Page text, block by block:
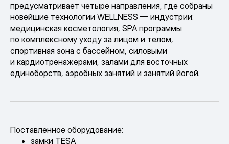
предусматривает четыре направления, где собраны
новейшие технологии WELLNESS — индустрии:
медицинская косметология, SPA программы
по комплексному уходу за лицом и телом,
cпортивная зона с бассейном, силовыми
и кардиотренажерами, залами для восточных
единоборств, аэробных занятий и занятий йогой.
Поставленное оборудование:
замки TESA